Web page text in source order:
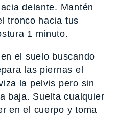
delante. Mantén
tronco hacia tus
1 minuto.
el suelo buscando
las piernas el
la pelvis pero sin
baja. Suelta cualquier
en el cuerpo y toma